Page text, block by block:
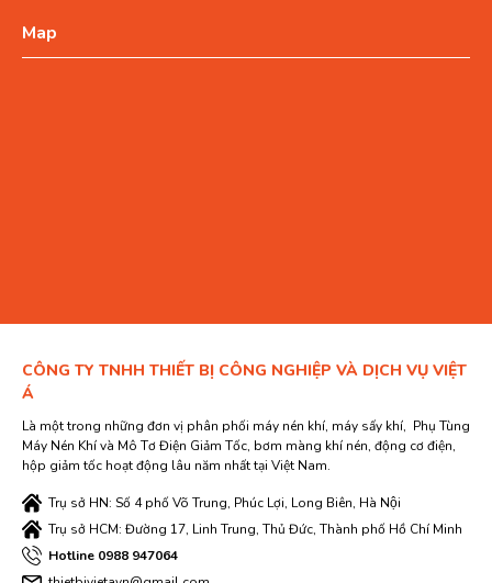
Map
CÔNG TY TNHH THIẾT BỊ CÔNG NGHIỆP VÀ DỊCH VỤ VIỆT
Á
Là một trong những đơn vị phân phối máy nén khí, máy sấy khí, Phụ Tùng
Máy Nén Khí và Mô Tơ Điện Giảm Tốc, bơm màng khí nén, động cơ điện,
hộp giảm tốc hoạt động lâu năm nhất tại Việt Nam.
Trụ sở HN: Số 4 phố Võ Trung, Phúc Lợi, Long Biên, Hà Nội
Trụ sở HCM: Đường 17, Linh Trung, Thủ Đức, Thành phố Hồ Chí Minh
Hotline 0988 947064